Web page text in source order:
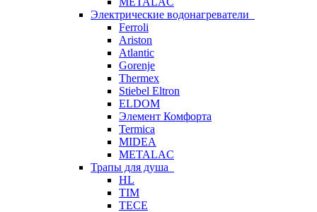
Электрические водонагреватели
Ferroli
Ariston
Atlantic
Gorenje
Thermex
Stiebel Eltron
ELDOM
Элемент Комфорта
Termica
MIDEA
METALAC
Трапы для душа
HL
TIM
TECE